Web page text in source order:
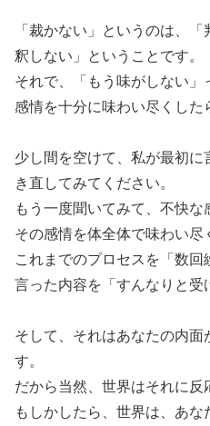
「裁かない」というのは、
釈しない」ということです。
それで、「もう味がしない
感情を十分に味わい尽くした
少し間を空けて、私が最初
き直してみてください。
もう一度聞いてみて、不快な
その感情を体全体で味わい尽
これまでのプロセスを「数
言った内容を「すんなりと受
そして、それはあなたの内面
す。
だから当然、世界はそれに反
もしかしたら、世界は、あ